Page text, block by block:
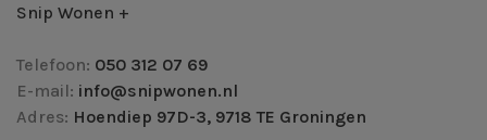
Snip Wonen +
Telefoon: 050 312 07 69
E-mail: info@snipwonen.nl
Adres: Hoendiep 97D-3, 9718 TE Groningen